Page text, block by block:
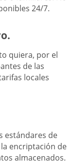
24/7.
quiera, por el
de las
locales
estándares de
encriptación de
almacenados.